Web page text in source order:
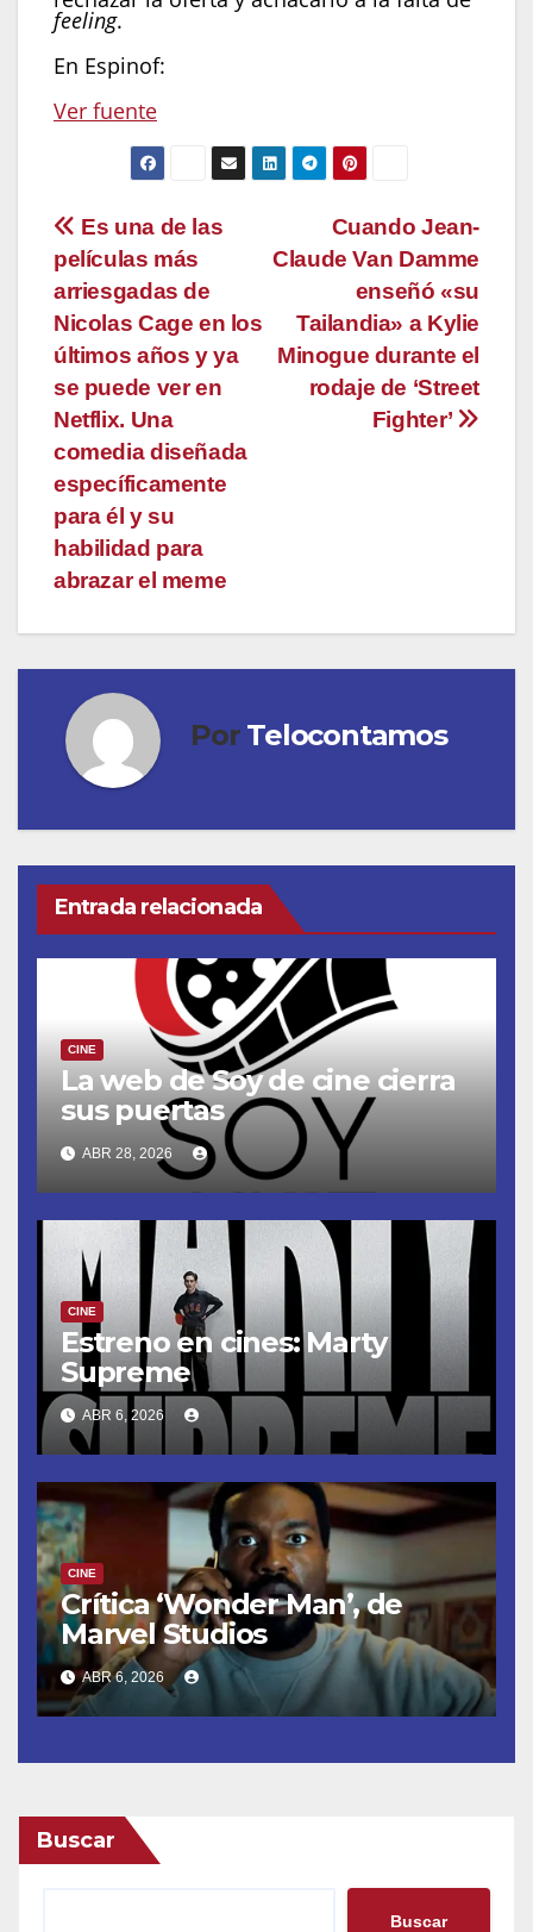
feeling.
En Espinof:
Ver fuente
Navegación
de
entradas
Cuando Jean-
Claude Van Damme
enseñó «su
Tailandia» a Kylie
Minogue durante el
rodaje de ‘Street
Fighter’
Es una de las
películas más
arriesgadas de
Nicolas Cage en los
últimos años y ya
se puede ver en
Netflix. Una
comedia diseñada
específicamente
para él y su
habilidad para
abrazar el meme
Por Telocontamos
Entrada relacionada
CINE
La web de Soy de cine cierra
sus puertas
ABR 28, 2026
CINE
Estreno en cines: Marty
Supreme
ABR 6, 2026
CINE
Crítica ‘Wonder Man’, de
Marvel Studios
ABR 6, 2026
Buscar
Buscar